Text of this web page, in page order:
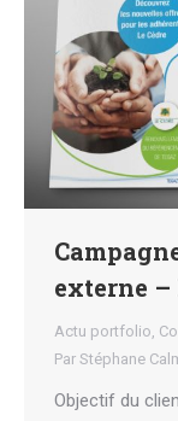
externe –
Actu portfolio,
Par Stéphane
Objectif du